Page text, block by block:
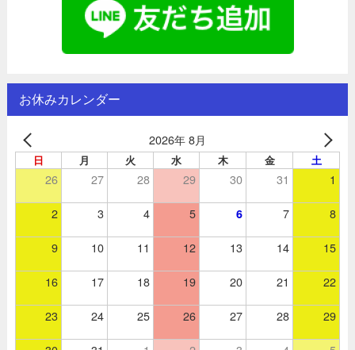
お休みカレンダー
2026年 8月
日 月 火 水 木 金 土
26 27 28 29 30 31 1
2 3 4 5 6 7 8
9 10 11 12 13 14 15
16 17 18 19 20 21 22
23 24 25 26 27 28 29